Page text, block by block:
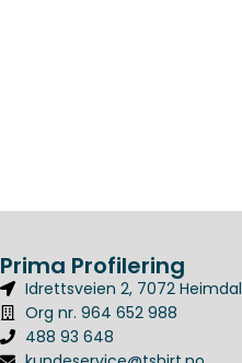
Prima Profilering
Idrettsveien 2, 7072 Heimdal
Org nr. 964 652 988
488 93 648